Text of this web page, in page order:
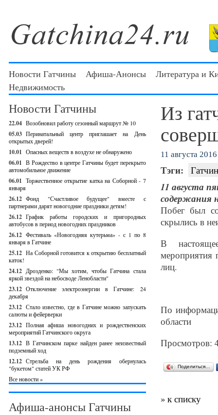
Новости Гатчины Афиша-Анонсы
Литература и
Недвижимость
Новости Гатчины
22.04 Возобновил работу сезонный маршрут № 10
05.03 Перинатальный центр приглашает на День
открытых дверей!
10.01 Опасных веществ в воздухе не обнаружено
06.01 В Рождество в центре Гатчины будет перекрыто
автомобильное движение
06.01 Торжественное открытие катка на Соборной - 7
января
26.12 Фонд "Счастливое будущее" вместе с
партнерами дарят новогодние праздники детям!
26.12 График работы городских и пригородных
автобусов в период новогодних праздников
26.12 Фестиваль «Новогодняя кутерьма» - с 1 по 8
января в Гатчине
25.12 На Соборной готовится к открытию бесплатный
каток!
24.12 Дрозденко: "Мы хотим, чтобы Гатчина стала
яркой звездой на небосводе Ленобласти"
23.12 Отключение электроэнергии в Гатчине: 24
декабря
23.12 Стало известно, где в Гатчине можно запускать
салюты и фейерверки
23.12 Полная афиша новогодних и рождественских
мероприятий Гатчинского округа
13.12 В Гатчинском парке найден ранее неизвестный
подземный ход
12.12 Стрельба на день рождения обернулась
"букетом" статей УК РФ
Все новости »
Афиша-анонсы Гатчины
Из
11 августа 2016
Тэги:
11 августа
содержания
Побег был
скрылись в
В
мероприятия
лиц.
По
области
Просмотров:
Поделиться…
» к списку